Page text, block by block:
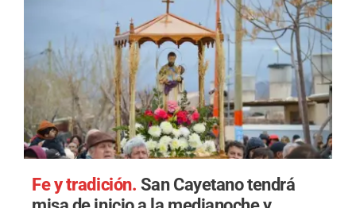
Fe y tradición. San Cayetano tendrá